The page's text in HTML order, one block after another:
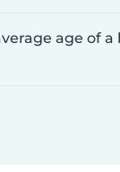
age of